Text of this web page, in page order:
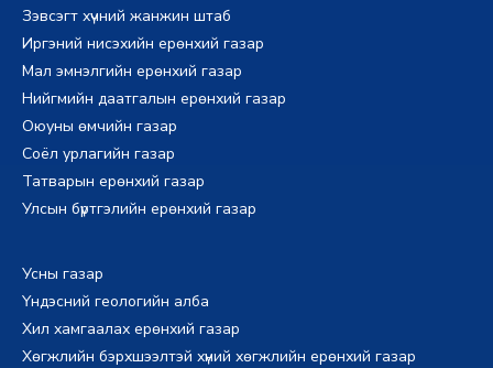
Зэвсэгт хүчний жанжин штаб
Иргэний нисэхийн ерөнхий газар
Мал эмнэлгийн ерөнхий газар
Нийгмийн даатгалын ерөнхий газар
Оюуны өмчийн газар
Соёл урлагийн газар
Татварын ерөнхий газар
Улсын бүртгэлийн ерөнхий газар
Усны газар
Үндэсний геологийн алба
Хил хамгаалах ерөнхий газар
Хөгжлийн бэрхшээлтэй хүний хөгжлийн ерөнхий газар